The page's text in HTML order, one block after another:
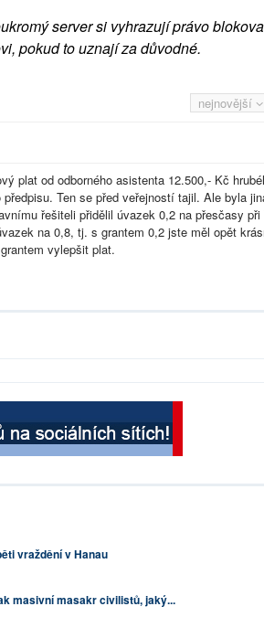
server si vyhrazují právo
pokud to uznají za důvodné.
nejnovější
plat od odborného asistenta 12.500,- Kč
Ten se před veřejností tajil. Ale byla
řešiteli přidělil úvazek 0,2 na přesčasy
na 0,8, tj. s grantem 0,2 jste měl opět
vylepšit plat.
vraždění v Hanau
masivní masakr civilistů, jaký...